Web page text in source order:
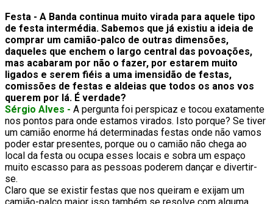
Festa - A Banda continua muito virada para aquele tipo
de festa intermédia. Sabemos que já existiu a ideia de
comprar um camião-palco de outras dimensões,
daqueles que enchem o largo central das povoações,
mas acabaram por não o fazer, por estarem muito
ligados e serem fiéis a uma imensidão de festas,
comissões de festas e aldeias que todos os anos vos
querem por lá. É verdade?
Sérgio Alves - A pergunta foi perspicaz e tocou exatamente
nos pontos para onde estamos virados. Isto porque? Se tiver
um camião enorme há determinadas festas onde não vamos
poder estar presentes, porque ou o camião não chega ao
local da festa ou ocupa esses locais e sobra um espaço
muito escasso para as pessoas poderem dançar e divertir-
se.
Claro que se existir festas que nos queiram e exijam um